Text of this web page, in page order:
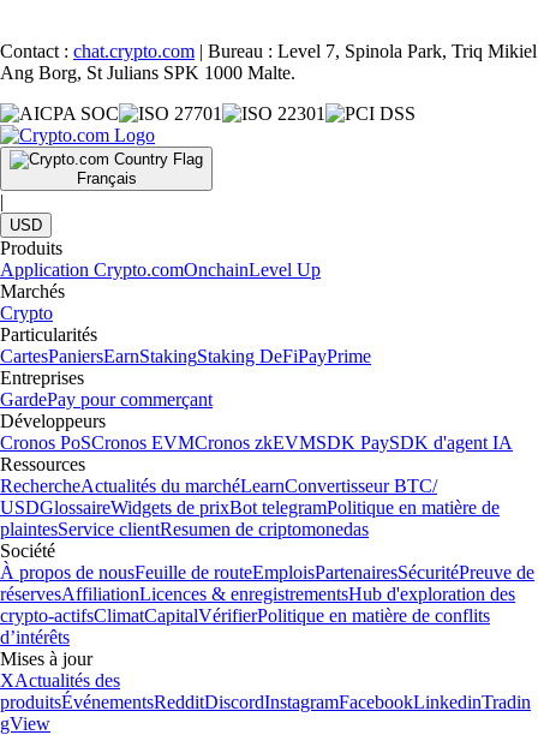
Contact : chat.crypto.com | Bureau : Level 7, Spinola Park, Triq Mikiel
Ang Borg, St Julians SPK 1000 Malte.
Français
|
USD
Produits
Application Crypto.comOnchainLevel Up
Marchés
Crypto
Particularités
CartesPaniersEarnStakingStaking DeFiPayPrime
Entreprises
GardePay pour commerçant
Développeurs
Cronos PoSCronos EVMCronos zkEVMSDK PaySDK d'agent IA
Ressources
RechercheActualités du marchéLearnConvertisseur BTC/
USDGlossaireWidgets de prixBot telegramPolitique en matière de
plaintesService clientResumen de criptomonedas
Société
À propos de nousFeuille de routeEmploisPartenairesSécuritéPreuve de
réservesAffiliationLicences & enregistrementsHub d'exploration des
crypto-actifsClimatCapitalVérifierPolitique en matière de conflits
d’intérêts
Mises à jour
XActualités des
produitsÉvénementsRedditDiscordInstagramFacebookLinkedinTradin
gView